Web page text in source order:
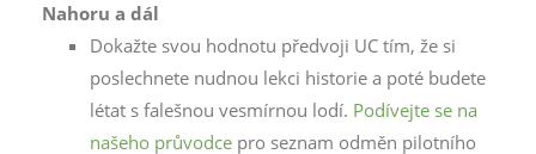
Nahoru a dál
Dokažte svou hodnotu předvoji UC tím, že si
poslechnete nudnou lekci historie a poté budete
létat s falešnou vesmírnou lodí. Podívejte se na
našeho průvodce pro seznam odměn pilotního